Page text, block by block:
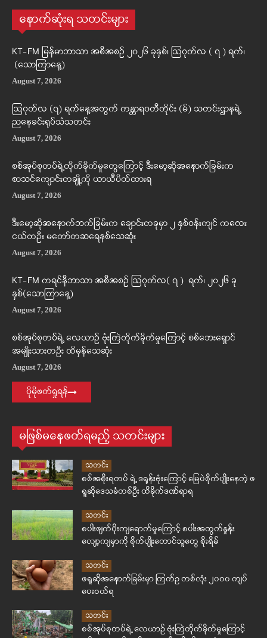
နောက်ဆုံးရ သတင်းများ
KT-FM မြန်မာဘာသာ အစီအစဉ် ၂၀၂၆ ခုနှစ်၊ ဩဂုတ်လ ( ၇ ) ရက်၊
(သောကြာနေ့)
August 7, 2026
ဩဂုတ်လ (၇) ရက်နေ့အတွက် ကန္တာရဝတီတိုင်း (မ်) သတင်းဌာနရဲ့
ညနေခင်းရုပ်သံသတင်း
August 7, 2026
စစ်အုပ်စုတပ်ရဲ့တိုက်ခိုက်မှုတွေကြောင့် ဒီးမော့ဆိုအနောက်ခြမ်းက
စာသင်ကျောင်းတချို့ကို ယာယီပိတ်ထားရ
August 7, 2026
ဒီးမော့ဆိုအနောက်ဘက်ခြမ်းက ချောင်းတခုမှာ ၂ နှစ်ဝန်းကျင် ကလေး
ငယ်တဦး မတော်တဆရေနစ်သေဆုံး
August 7, 2026
KT-FM ကရင်နီဘာသာ အစီအစဉ် ဩဂုတ်လ( ၇ ) ရက်၊ ၂၀၂၆ ခု
နှစ်(သောကြာနေ့)
August 7, 2026
စစ်အုပ်စုတပ်ရဲ့ လေယာဉ် ဗုံးကြဲတိုက်ခိုက်မှုကြောင့် စစ်ဘေးရှောင်
အမျိုးသားတဦး ထိမှန်သေဆုံး
August 7, 2026
ပိုမိုဖတ်ရှုရန်
မဖြစ်မနေဖတ်ရမည့် သတင်းများ
သတင်း
စစ်အစိုးရတပ် ရဲ့ ဒရုန်းဗုံးကြောင့် မြေပဲစိုက်ပျိုးနေတဲ့ ဖ
ရူဆိုဒေသခံတစ်ဦး ထိခိုက်ဒဏ်ရာရ
သတင်း
စပါးဖျက်ပိုးကျရောက်မှုကြောင့် စပါးအထွက်နှုန်း
လျော့ကျမှာကို စိုက်ပျိုးတောင်သူတွေ စိုးရိမ်
သတင်း
ဖရူဆိုအနောက်ခြမ်းမှာ ကြက်ဥ တစ်လုံး ၂၀၀၀ ကျပ်
ပေးဝယ်ရ
သတင်း
စစ်အုပ်စုတပ်ရဲ့ လေယာဉ် ဗုံးကြဲတိုက်ခိုက်မှုကြောင့်